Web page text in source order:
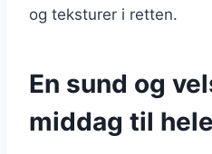
og teksturer i retten.
En sund og
middag til